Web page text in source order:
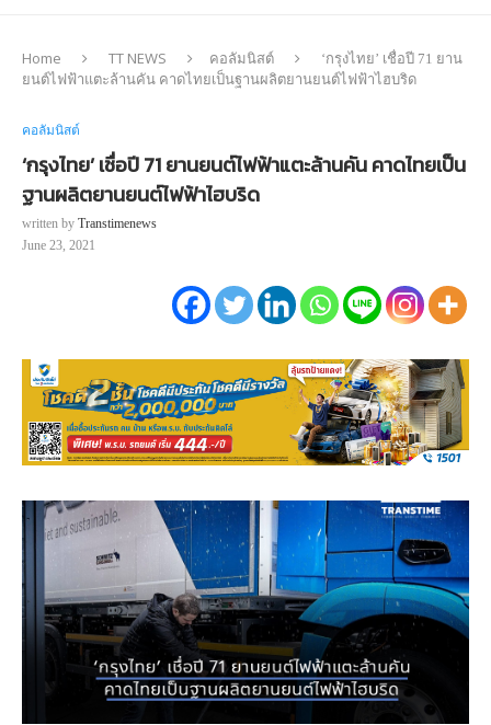
Home TT NEWS คอลัมนิสต์
‘กรุงไทย’ เชื่อปี 71 ยาน
ยนต์ไฟฟ้าแตะล้านคัน คาดไทยเป็นฐานผลิตยานยนต์ไฟฟ้าไฮบริด
คอลัมนิสต์
‘กรุงไทย’ เชื่อปี 71 ยานยนต์ไฟฟ้าแตะล้านคัน คาดไทยเป็น
ฐานผลิตยานยนต์ไฟฟ้าไฮบริด
written by Transtimenews
June 23, 2021